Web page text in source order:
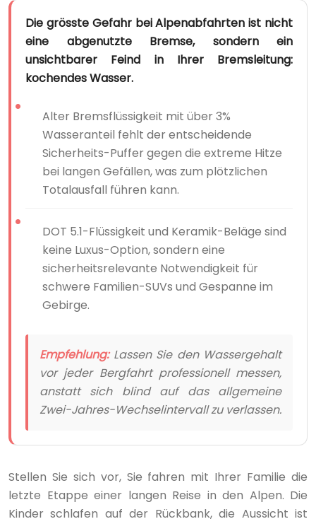
Die grösste Gefahr bei Alpenabfahrten ist nicht
eine abgenutzte Bremse, sondern ein
unsichtbarer Feind in Ihrer Bremsleitung:
kochendes Wasser.
Alter Bremsflüssigkeit mit über 3%
Wasseranteil fehlt der entscheidende
Sicherheits-Puffer gegen die extreme Hitze
bei langen Gefällen, was zum plötzlichen
Totalausfall führen kann.
DOT 5.1-Flüssigkeit und Keramik-Beläge sind
keine Luxus-Option, sondern eine
sicherheitsrelevante Notwendigkeit für
schwere Familien-SUVs und Gespanne im
Gebirge.
Empfehlung:Lassen Sie den Wassergehalt
vor jeder Bergfahrt professionell messen,
anstatt sich blind auf das allgemeine
Zwei-Jahres-Wechselintervall zu verlassen.
Stellen Sie sich vor, Sie fahren mit Ihrer Familie die
letzte Etappe einer langen Reise in den Alpen. Die
Kinder schlafen auf der Rückbank, die Aussicht ist